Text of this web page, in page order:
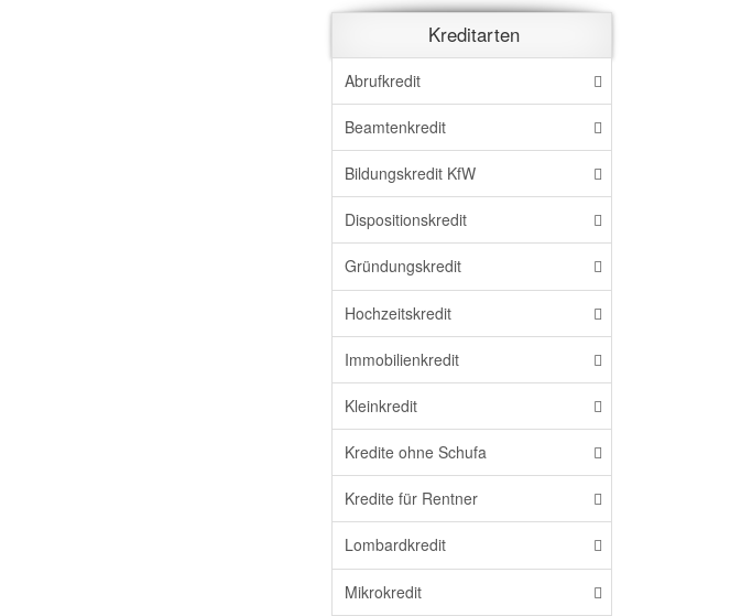
Kreditarten
Abrufkredit
Beamtenkredit
Bildungskredit KfW
Dispositionskredit
Gründungskredit
Hochzeitskredit
Immobilienkredit
Kleinkredit
Kredite ohne Schufa
Kredite für Rentner
Lombardkredit
Mikrokredit